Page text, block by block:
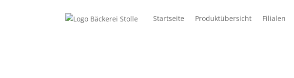
Startseite Produktübersicht Filialen